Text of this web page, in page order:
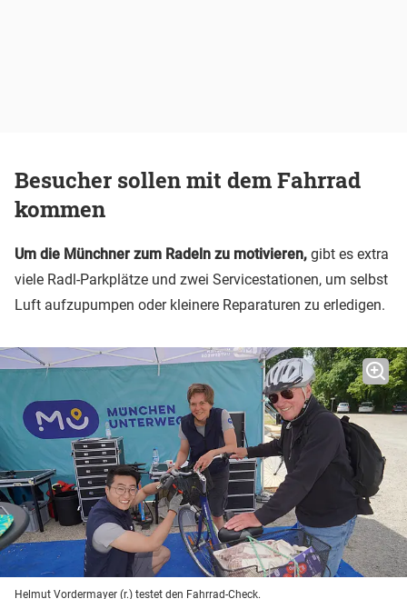
Besucher sollen mit dem Fahrrad
kommen
Um die Münchner zum Radeln zu motivieren, gibt es extra
viele Radl-Parkplätze und zwei Servicestationen, um selbst
Luft aufzupumpen oder kleinere Reparaturen zu erledigen.
Helmut Vordermayer (r.) testet den Fahrrad-Check.